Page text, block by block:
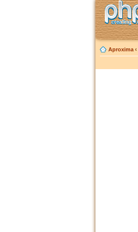
Aproxima ‹